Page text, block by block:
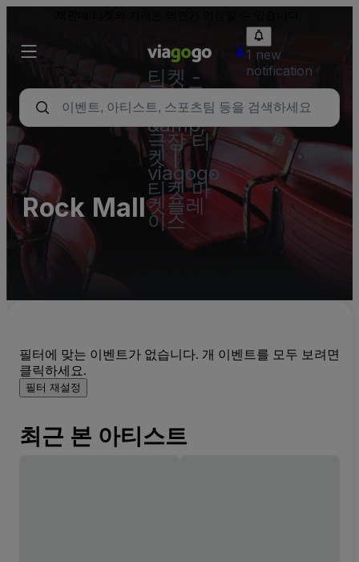
티켓 -
콘서트,
스포츠
&amp;
극장 티
켓 |
viagogo
티켓 마
켓플레
이스
1 new
notification
Rock Mall
필터에 맞는 이벤트가 없습니다. 개 이벤트를 모두 보려면
클릭하세요.
필터 재설정
최근 본 아티스트